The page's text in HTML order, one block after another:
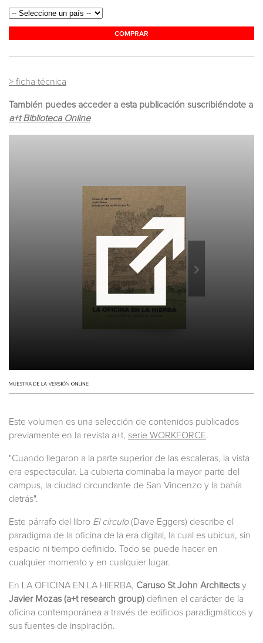
COMPRAR
> ficha técnica
También puedes acceder a esta publicación suscribiéndote a
a+t Biblioteca Online
Este volumen es una selección de contenidos publicados
previamente en la revista a+t, serie WORKFORCE.
"Cuando llegaron a la parte superior de las escaleras, la vista
era espectacular. La cubierta dominaba la mayor parte del
campus, la ciudad circundante de San Vincenzo y la bahía
detrás".
Este párrafo del libro El círculo(Dave Eggers) describe el
paradigma de la oficina de la era digital, la cual es ubicua, sin
espacio ni tiempo definido. Todo se puede hacer en
cualquier momento y en cualquier lugar.
En LA OFICINA EN LA HIERBA, Caruso St John Architects y
Javier Mozas (a+t research group) definen el carácter de la
oficina contemporánea a través de edificios paradigmáticos y
sus fuentes de inspiración.